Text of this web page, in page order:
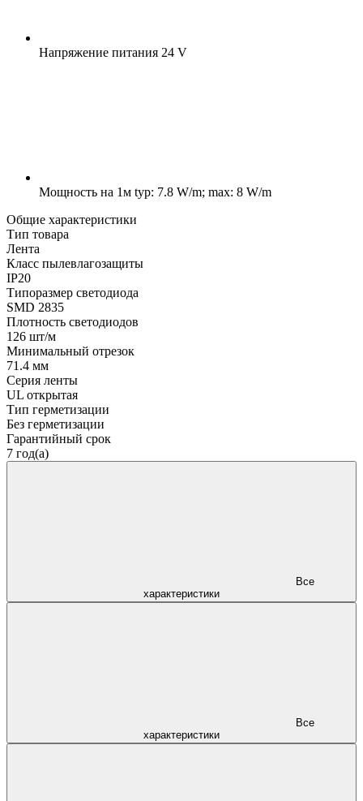
Напряжение питания 24 V
Мощность на 1м typ: 7.8 W/m; max: 8 W/m
Общие характеристики
Тип товара
Лента
Класс пылевлагозащиты
IP20
Типоразмер светодиода
SMD 2835
Плотность светодиодов
126 шт/м
Минимальный отрезок
71.4 мм
Серия ленты
UL открытая
Тип герметизации
Без герметизации
Гарантийный срок
7 год(а)
характеристики
характеристики